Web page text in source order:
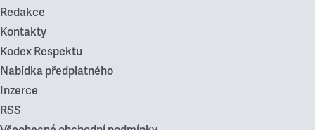
Redakce
Kontakty
Kodex Respektu
Nabídka předplatného
Inzerce
RSS